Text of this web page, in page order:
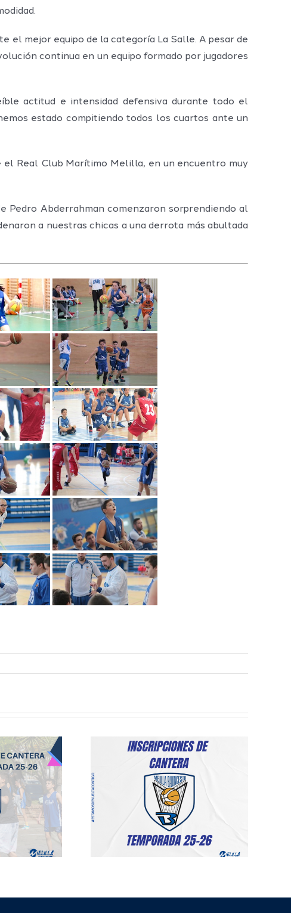
el mejor equipo de la categoría La Salle. A pesar de
continua en un equipo formado por jugadores
actitud e intensidad defensiva durante todo el
estado compitiendo todos los cuartos ante un
Real Club Marítimo Melilla, en un encuentro muy
Pedro Abderrahman comenzaron sorprendiendo al
a nuestras chicas a una derrota más abultada
del
Melilla